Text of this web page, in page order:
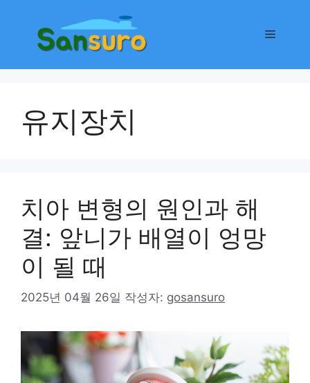
메
유지장치
치아 변형의 원인과 해
결: 앞니가 배열이 엉망
이 될 때
2025년 04월 26일 작성자: gosansuro